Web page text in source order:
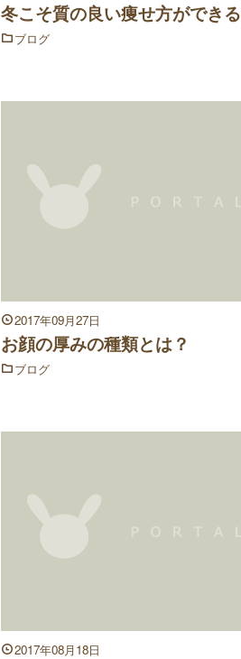
冬こそ質の良い痩せ方ができる
ブログ
2017年09月27日
お顔の厚みの種類とは？
ブログ
2017年08月18日